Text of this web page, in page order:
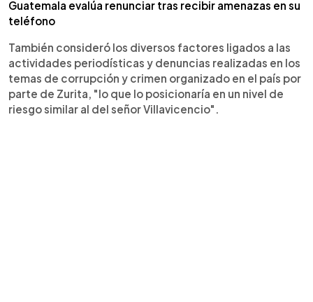
Guatemala evalúa renunciar tras recibir amenazas en su
teléfono
También consideró los diversos factores ligados a las
actividades periodísticas y denuncias realizadas en los
temas de corrupción y crimen organizado en el país por
parte de Zurita, "lo que lo posicionaría en un nivel de
riesgo similar al del señor Villavicencio".